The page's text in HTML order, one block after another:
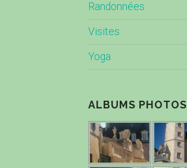
Randonnées
Visites
Yoga
ALBUMS PHOTOS